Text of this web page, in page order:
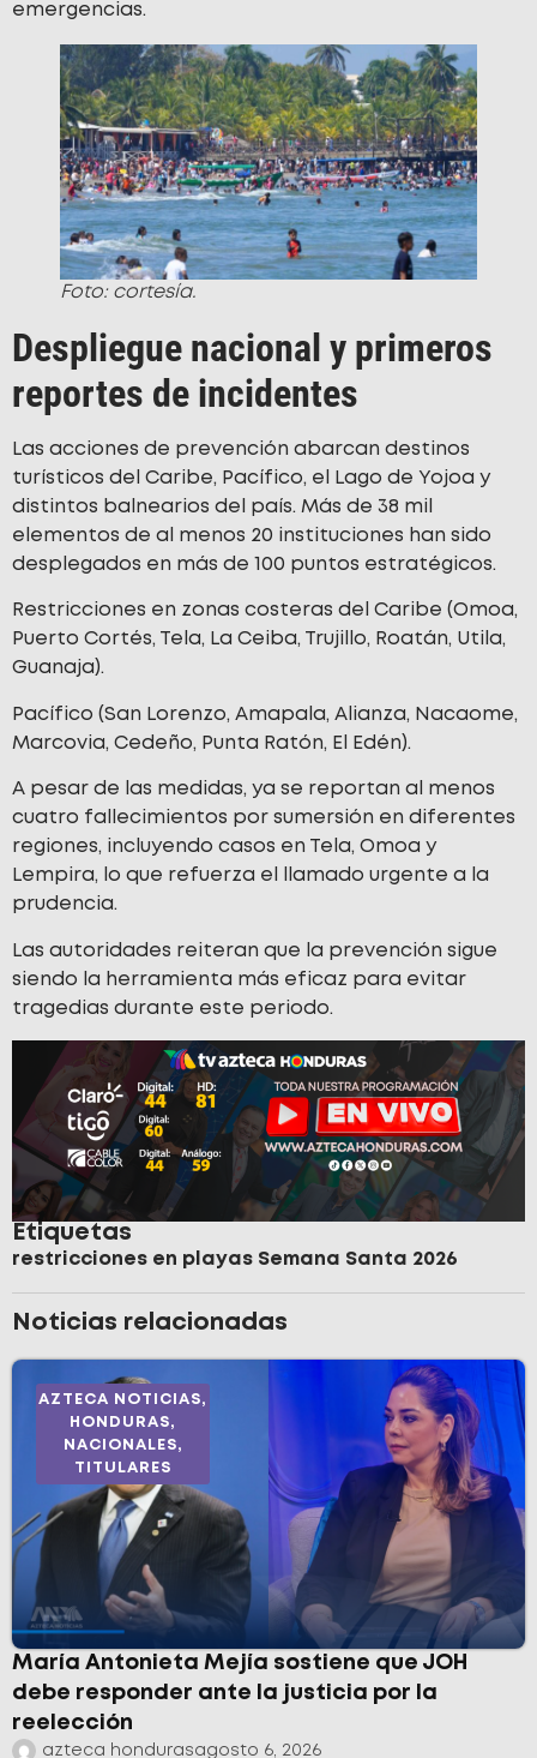
emergencias.
Foto: cortesía.
Despliegue nacional y primeros
reportes de incidentes
Las acciones de prevención abarcan destinos
turísticos del Caribe, Pacífico, el Lago de Yojoa y
distintos balnearios del país. Más de 38 mil
elementos de al menos 20 instituciones han sido
desplegados en más de 100 puntos estratégicos.
Restricciones en zonas costeras del Caribe (Omoa,
Puerto Cortés, Tela, La Ceiba, Trujillo, Roatán, Utila,
Guanaja).
Pacífico (San Lorenzo, Amapala, Alianza, Nacaome,
Marcovia, Cedeño, Punta Ratón, El Edén).
A pesar de las medidas, ya se reportan al menos
cuatro fallecimientos por sumersión en diferentes
regiones, incluyendo casos en Tela, Omoa y
Lempira, lo que refuerza el llamado urgente a la
prudencia.
Las autoridades reiteran que la prevención sigue
siendo la herramienta más eficaz para evitar
tragedias durante este periodo.
Etiquetas
restricciones en playas Semana Santa 2026
Noticias relacionadas
AZTECA NOTICIAS,
HONDURAS,
NACIONALES,
TITULARES
María Antonieta Mejía sostiene que JOH
debe responder ante la justicia por la
reelección
azteca hondurasagosto 6, 2026